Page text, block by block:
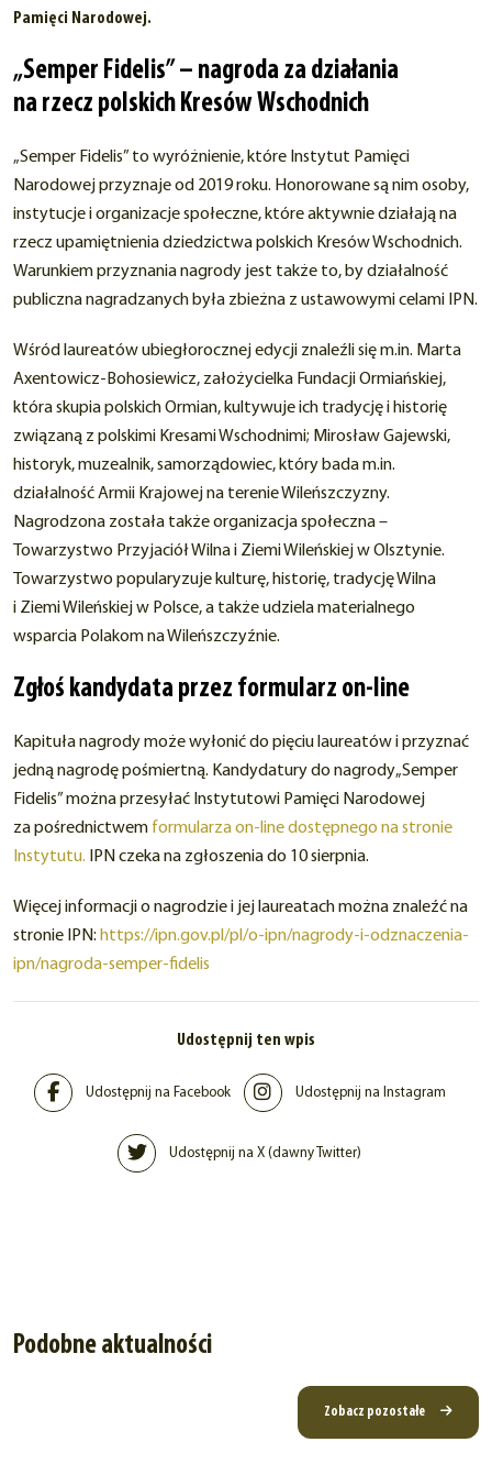
Pamięci Narodowej.
„Semper Fidelis” – nagroda za działania
na rzecz polskich Kresów Wschodnich
„Semper Fidelis” to wyróżnienie, które Instytut Pamięci
Narodowej przyznaje od 2019 roku. Honorowane są nim osoby,
instytucje i organizacje społeczne, które aktywnie działają na
rzecz upamiętnienia dziedzictwa polskich Kresów Wschodnich.
Warunkiem przyznania nagrody jest także to, by działalność
publiczna nagradzanych była zbieżna z ustawowymi celami IPN.
Wśród laureatów ubiegłorocznej edycji znaleźli się m.in. Marta
Axentowicz-Bohosiewicz, założycielka Fundacji Ormiańskiej,
która skupia polskich Ormian, kultywuje ich tradycję i historię
związaną z polskimi Kresami Wschodnimi; Mirosław Gajewski,
historyk, muzealnik, samorządowiec, który bada m.in.
działalność Armii Krajowej na terenie Wileńszczyzny.
Nagrodzona została także organizacja społeczna –
Towarzystwo Przyjaciół Wilna i Ziemi Wileńskiej w Olsztynie.
Towarzystwo popularyzuje kulturę, historię, tradycję Wilna
i Ziemi Wileńskiej w Polsce, a także udziela materialnego
wsparcia Polakom na Wileńszczyźnie.
Zgłoś kandydata przez formularz on-line
Kapituła nagrody może wyłonić do pięciu laureatów i przyznać
jedną nagrodę pośmiertną. Kandydatury do nagrody„Semper
Fidelis” można przesyłać Instytutowi Pamięci Narodowej
za pośrednictwem formularza on-line dostępnego na stronie
Instytutu. IPN czeka na zgłoszenia do 10 sierpnia.
Więcej informacji o nagrodzie i jej laureatach można znaleźć na
stronie IPN: https://ipn.gov.pl/pl/o-ipn/nagrody-i-odznaczenia-
ipn/nagroda-semper-fidelis
Udostępnij ten wpis
Udostępnij na Facebook Udostępnij na Instagram
Udostępnij na X (dawny Twitter)
Podobne aktualności
Zobacz pozostałe